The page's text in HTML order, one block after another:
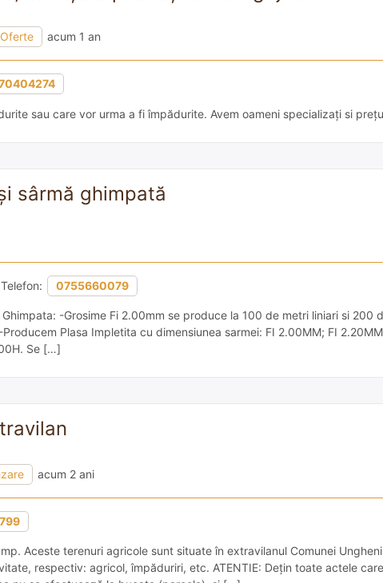
acum 1 an
sau care vor urma a fi împădurite. Avem oameni specializați si
sârmă ghimpată
Telefon: 0755660079
-Grosime Fi 2.00mm se produce la 100 de metri liniari si 200
Plasa Impletita cu dimensiunea sarmei: FI 2.00MM; FI
Se […]
acum 2 ani
Aceste terenuri agricole sunt situate în extravilanul Comunei
respectiv: agricol, împăduriri, etc. ATENTIE: Dețin toate actele